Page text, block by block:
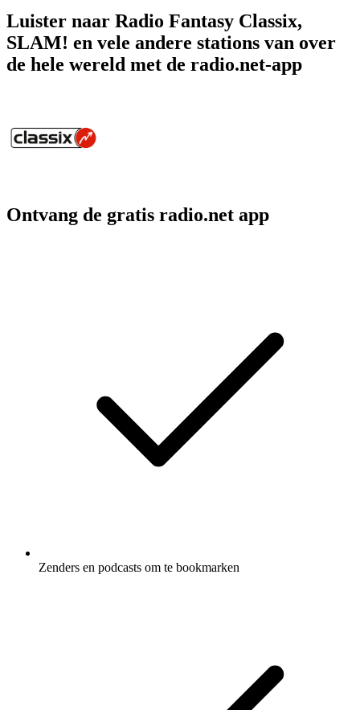
Luister naar Radio Fantasy Classix,
SLAM! en vele andere stations van over
de hele wereld met de radio.net-app
Ontvang de gratis radio.net app
Zenders en podcasts om te bookmarken